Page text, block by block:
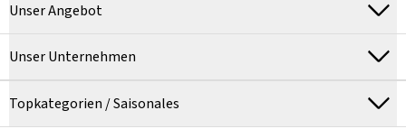
Unser Angebot
Unser Unternehmen
Topkategorien / Saisonales